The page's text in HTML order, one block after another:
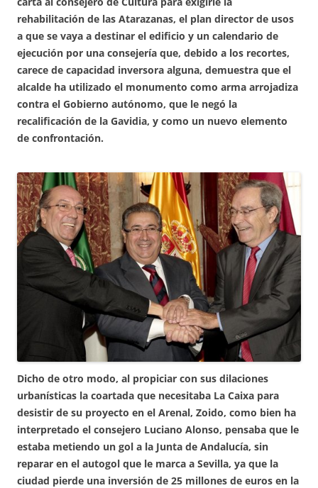
rehabilitación de las Atarazanas, el plan director de usos
a que se vaya a destinar el edificio y un calendario de
ejecución por una consejería que, debido a los recortes,
carece de capacidad inversora alguna, demuestra que el
alcalde ha utilizado el monumento como arma arrojadiza
contra el Gobierno autónomo, que le negó la
recalificación de la Gavidia, y como un nuevo elemento
de confrontación.
Dicho de otro modo, al propiciar con sus dilaciones
urbanísticas la coartada que necesitaba La Caixa para
desistir de su proyecto en el Arenal, Zoido, como bien ha
interpretado el consejero Luciano Alonso, pensaba que le
estaba metiendo un gol a la Junta de Andalucía, sin
reparar en el autogol que le marca a Sevilla, ya que la
ciudad pierde una inversión de 25 millones de euros en la